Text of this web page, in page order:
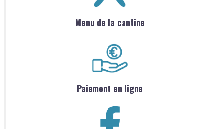
Menu de la cantine
Paiement en ligne